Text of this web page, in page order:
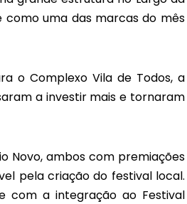
como uma das marcas do mês
o Complexo Vila de Todos, a
a investir mais e tornaram
Novo, ambos com premiações
pela criação do festival local.
com a integração ao Festival